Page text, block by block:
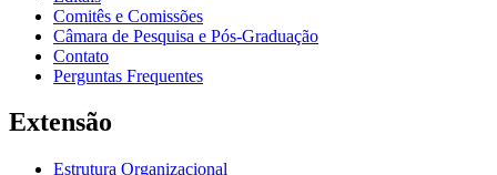
Comitês e Comissões
Câmara de Pesquisa e Pós-Graduação
Contato
Perguntas Frequentes
Extensão
Estrutura Organizacional